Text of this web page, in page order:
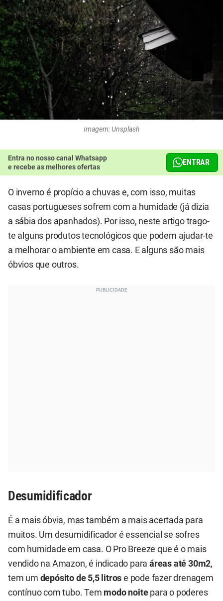
Imagem: Unsplash
Entra no nosso canal Whatsapp
e recebe as melhores ofertas
ENTRAR
O inverno é propício a chuvas e, com isso, muitas
casas portugueses sofrem com a humidade (já dizia
a sábia dos apanhados). Por isso, neste artigo trago-
te alguns produtos tecnológicos que podem ajudar-te
a melhorar o ambiente em casa. E alguns são mais
óbvios que outros.
Desumidificador
É a mais óbvia, mas também a mais acertada para
muitos. Um desumidificador é essencial se sofres
com humidade em casa. O Pro Breeze que é o mais
vendido na Amazon, é indicado paraáreas até 30m2,
tem um depósito de 5,5 litros e pode fazer drenagem
contínuo com tubo. Tem modo noitepara o poderes